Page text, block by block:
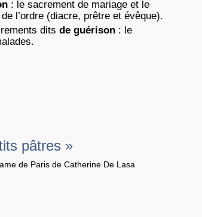
: le sacrement de mariage et le
l’ordre (diacre, prêtre et évêque).
dits de guérison : le
pâtres »
de Paris de Catherine De Lasa